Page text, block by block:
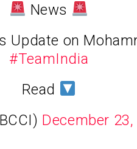
News
Update on
#TeamIndia
Read
December